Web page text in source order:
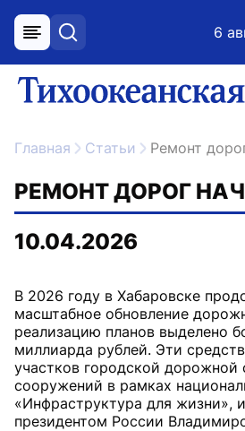
меню поиск 6
ссылка
Главная Статьи Ремонт
РЕМОНТ ДОРОГ
10.04.2026
В 2026 году в Хабаровске
масштабное обновление
реализацию планов выделено
миллиарда рублей. Эти
участков городской
сооружений в рамках
«Инфраструктура для жизни»,
президентом России